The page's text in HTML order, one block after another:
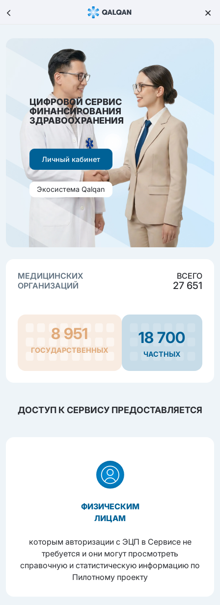
ЦИФРОВОЙ СЕРВИС
ФИНАНСИРОВАНИЯ
ЗДРАВООХРАНЕНИЯ
Личный кабинет
Экосистема Qalqan
МЕДИЦИНСКИХ
ОРГАНИЗАЦИЙ
ВСЕГО
27 651
8 951
ГОСУДАРСТВЕННЫХ
18 700
ЧАСТНЫХ
ДОСТУП К СЕРВИСУ ПРЕДОСТАВЛЯЕТСЯ
ФИЗИЧЕСКИМ
ЛИЦАМ
которым авторизации с ЭЦП в Сервисе не
требуется и они могут просмотреть
справочную и статистическую информацию по
Пилотному проекту